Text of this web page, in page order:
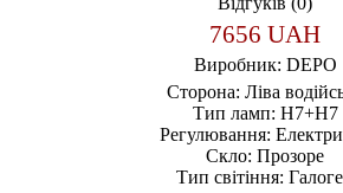
7656 UAH
Виробник: DEPO
Сторона: Ліва
Тип ламп: H7+H7
Регулювання:
Скло: Прозоре
Тип світіння: